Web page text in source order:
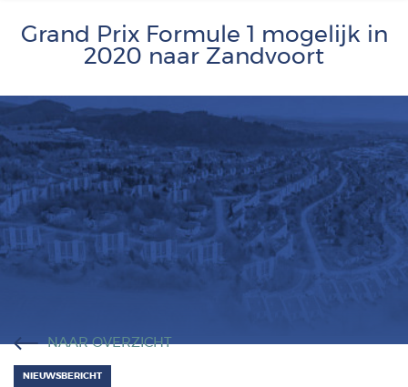
Deutsch
Français
Vlaams
Grand Prix Formule 1 mogelijk in
2020 naar Zandvoort
NAAR OVERZICHT
NIEUWSBERICHT